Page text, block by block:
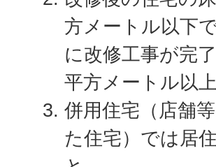
方メートル以下
に改修工事が完
平方メートル以
併用住宅（店舗
た住宅）では居